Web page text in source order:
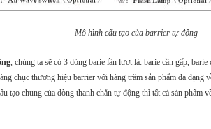
Mô hình cấu tạo của barrier tự động
, chúng ta sẽ có 3 dòng barie lần lượt là: barie cần gấp,
chục thương hiệu barrier với hàng trăm sản phẩm đa dạng
tạo chung của dòng thanh chắn tự động thì tất cả sản phẩm